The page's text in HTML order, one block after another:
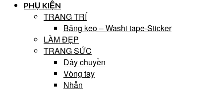
PHỤ KIỆN
TRANG TRÍ
Băng keo – Washi tape-Sticker
LÀM ĐẸP
TRANG SỨC
Dây chuyền
Vòng tay
Nhẫn